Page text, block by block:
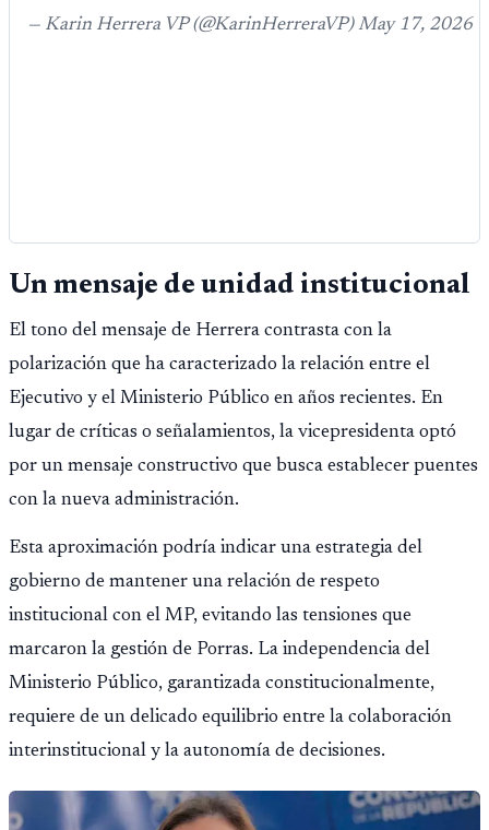
— Karin Herrera VP (@KarinHerreraVP) May 17, 2026
Un mensaje de unidad institucional
El tono del mensaje de Herrera contrasta con la
polarización que ha caracterizado la relación entre el
Ejecutivo y el Ministerio Público en años recientes. En
lugar de críticas o señalamientos, la vicepresidenta optó
por un mensaje constructivo que busca establecer puentes
con la nueva administración.
Esta aproximación podría indicar una estrategia del
gobierno de mantener una relación de respeto
institucional con el MP, evitando las tensiones que
marcaron la gestión de Porras. La independencia del
Ministerio Público, garantizada constitucionalmente,
requiere de un delicado equilibrio entre la colaboración
interinstitucional y la autonomía de decisiones.